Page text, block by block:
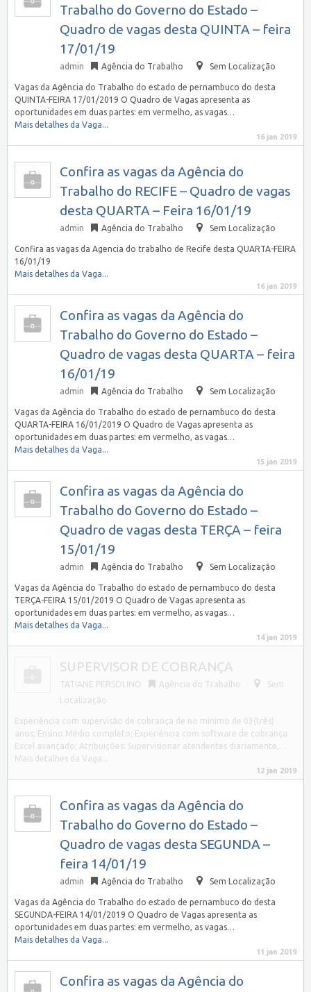
Trabalho do Governo do Estado –
Quadro de vagas desta QUINTA – feira
17/01/19
admin Agência do Trabalho Sem Localização
Vagas da Agência do Trabalho do estado de pernambuco do desta
QUINTA-FEIRA 17/01/2019 O Quadro de Vagas apresenta as
oportunidades em duas partes: em vermelho, as vagas…
Mais detalhes da Vaga...
16 jan 2019
Confira as vagas da Agência do
Trabalho do RECIFE – Quadro de vagas
desta QUARTA – Feira 16/01/19
admin Agência do Trabalho Sem Localização
Confira as vagas da Agencia do trabalho de Recife desta QUARTA-FEIRA
16/01/19
Mais detalhes da Vaga...
16 jan 2019
Confira as vagas da Agência do
Trabalho do Governo do Estado –
Quadro de vagas desta QUARTA – feira
16/01/19
admin Agência do Trabalho Sem Localização
Vagas da Agência do Trabalho do estado de pernambuco do desta
QUARTA-FEIRA 16/01/2019 O Quadro de Vagas apresenta as
oportunidades em duas partes: em vermelho, as vagas…
Mais detalhes da Vaga...
15 jan 2019
Confira as vagas da Agência do
Trabalho do Governo do Estado –
Quadro de vagas desta TERÇA – feira
15/01/19
admin Agência do Trabalho Sem Localização
Vagas da Agência do Trabalho do estado de pernambuco do desta
TERÇA-FEIRA 15/01/2019 O Quadro de Vagas apresenta as
oportunidades em duas partes: em vermelho, as vagas…
Mais detalhes da Vaga...
14 jan 2019
SUPERVISOR DE COBRANÇA
TATIANE PERSOLINO Agência do Trabalho
Sem
Localização
Experiência com supervisão de cobrança de no mínimo de 03(três)
anos; Ensino Médio completo; Experiência com software de cobrança
Excel avançado; Atribuições: Supervisionar atendentes diariamente,…
Mais detalhes da Vaga...
12 jan 2019
Confira as vagas da Agência do
Trabalho do Governo do Estado –
Quadro de vagas desta SEGUNDA –
feira 14/01/19
admin Agência do Trabalho Sem Localização
Vagas da Agência do Trabalho do estado de pernambuco do desta
SEGUNDA-FEIRA 14/01/2019 O Quadro de Vagas apresenta as
oportunidades em duas partes: em vermelho, as vagas…
Mais detalhes da Vaga...
11 jan 2019
Confira as vagas da Agência do